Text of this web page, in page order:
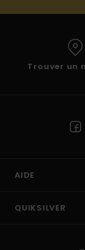
Trouver un
AIDE
QUIKSILVER